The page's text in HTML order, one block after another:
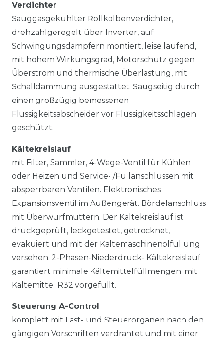
Verdichter
Sauggasgekühlter Rollkolbenverdichter,
drehzahlgeregelt über Inverter, auf
Schwingungsdämpfern montiert, leise laufend,
mit hohem Wirkungsgrad, Motorschutz gegen
Überstrom und thermische Überlastung, mit
Schalldämmung ausgestattet. Saugseitig durch
einen großzügig bemessenen
Flüssigkeitsabscheider vor Flüssigkeitsschlägen
geschützt.
Kältekreislauf
mit Filter, Sammler, 4-Wege-Ventil für Kühlen
oder Heizen und Service- /Füllanschlüssen mit
absperrbaren Ventilen. Elektronisches
Expansionsventil im Außengerät. Bördelanschluss
mit Überwurfmuttern. Der Kältekreislauf ist
druckgeprüft, leckgetestet, getrocknet,
evakuiert und mit der Kältemaschinenölfüllung
versehen. 2-Phasen-Niederdruck- Kältekreislauf
garantiert minimale Kältemittelfüllmengen, mit
Kältemittel R32 vorgefüllt.
Steuerung A-Control
komplett mit Last- und Steuerorganen nach den
gängigen Vorschriften verdrahtet und mit einer